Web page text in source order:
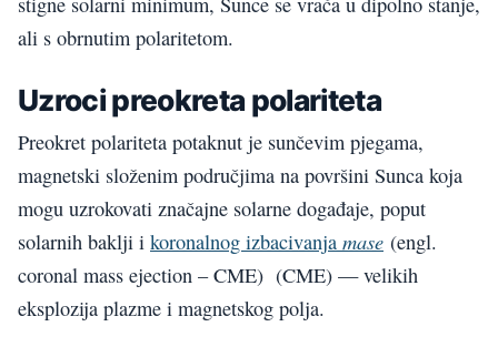
ali s obrnutim polaritetom.
Uzroci preokreta polariteta
Preokret polariteta potaknut je sunčevim pjegama,
magnetski složenim područjima na površini Sunca koja
mogu uzrokovati značajne solarne događaje, poput
solarnih baklji i koronalnog izbacivanja mase (engl.
coronal mass ejection – CME) (CME) — velikih
eksplozija plazme i magnetskog polja.